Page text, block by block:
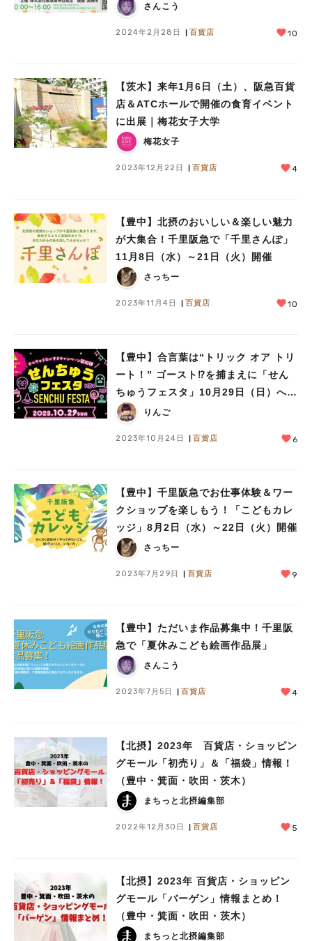
さんこう
2024年2月28日 百貨店 10
【茨木】来年1月6日（土）、阪急百貨
店＆ATCホールで開催の食育イベント
に出展｜梅花女子大学
梅花女子
2023年12月22日 百貨店 4
【豊中】北摂のおいしい＆楽しい魅力
が大集合！千里阪急で「千里さんぽ」
11月8日（水）～21日（火）開催
さっちー
2023年11月4日 百貨店 10
【豊中】合言葉は“トリック オア トリ
ート！” ゴースト⁉を捕まえに「せん
ちゅうフェスタ」10月29日（日）へ行
こう♪
りんご
2023年10月24日 百貨店 6
【豊中】千里阪急でお仕事体験＆ワー
クショップを楽しもう！「こどもカレ
ッジ」8月2日（水）～22日（火）開催
さっちー
2023年7月29日 百貨店 9
【豊中】ただいま作品募集中！千⾥阪
急で「夏休みこども絵画作品展」
さんこう
2023年7月5日 百貨店 4
【北摂】2023年 百貨店・ショッピン
グモール「初売り」＆「福袋」情報！
（豊中・箕面・吹田・茨木）
まちっと北摂編集部
2022年12月30日 百貨店 5
【北摂】2023年 百貨店・ショッピン
グモール「バーゲン」情報まとめ！
（豊中・箕面・吹田・茨木）
まちっと北摂編集部